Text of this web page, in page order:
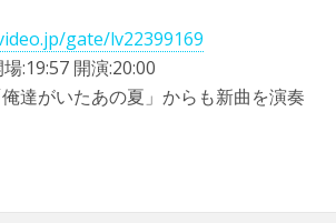
gate/lv22399169
:19:57 開演:20:00
達がいたあの夏」からも新曲を演奏